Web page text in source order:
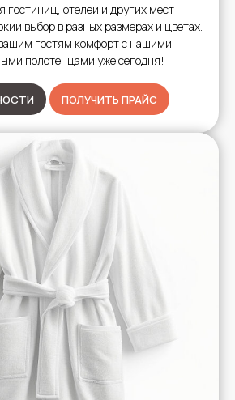
гостиниц, отелей и других мест
выбор в разных размерах и цветах.
гостям комфорт с нашими
полотенцами уже сегодня!
ПОЛУЧИТЬ ПРАЙС